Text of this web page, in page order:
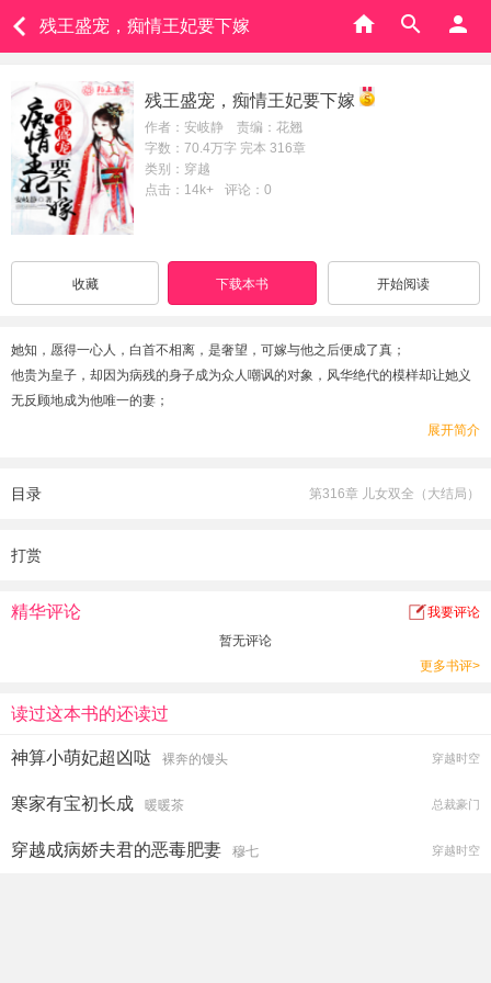
残王盛宠，痴情王妃要下嫁
残王盛宠，痴情王妃要下嫁
作者：安岐静 责编：花翘
字数：70.4万字 完本 316章
类别：穿越
点击：14k+
评论：0
收藏 下载本书 开始阅读
她知，愿得一心人，白首不相离，是奢望，可嫁与他之后便成了真；
他贵为皇子，却因为病残的身子成为众人嘲讽的对象，风华绝代的模样却让她义
无反顾地成为他唯一的妻；
本该成为皇妃的她，执意做一个受人鄙弃的王妃，帝王的骄傲被挫伤，对她的执
终究这一段缠绕着的孽缘都由一个人结束，只是没人想到会是他。
展开简介
目录 第316章 儿女双全（大结局）
打赏
精华评论
我要评论
暂无评论
更多书评>
读过这本书的还读过
神算小萌妃超凶哒 裸奔的馒头 穿越时空
寒家有宝初长成 暖暖茶 总裁豪门
穿越成病娇夫君的恶毒肥妻 穆七 穿越时空